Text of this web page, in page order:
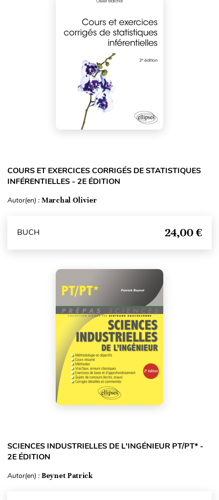
COURS ET EXERCICES CORRIGÉS DE STATISTIQUES
INFÉRENTIELLES - 2E ÉDITION
Autor(en) : Marchal Olivier
BUCH 24,00 €
SCIENCES INDUSTRIELLES DE L'INGÉNIEUR PT/PT* -
2E ÉDITION
Autor(en) : Beynet Patrick